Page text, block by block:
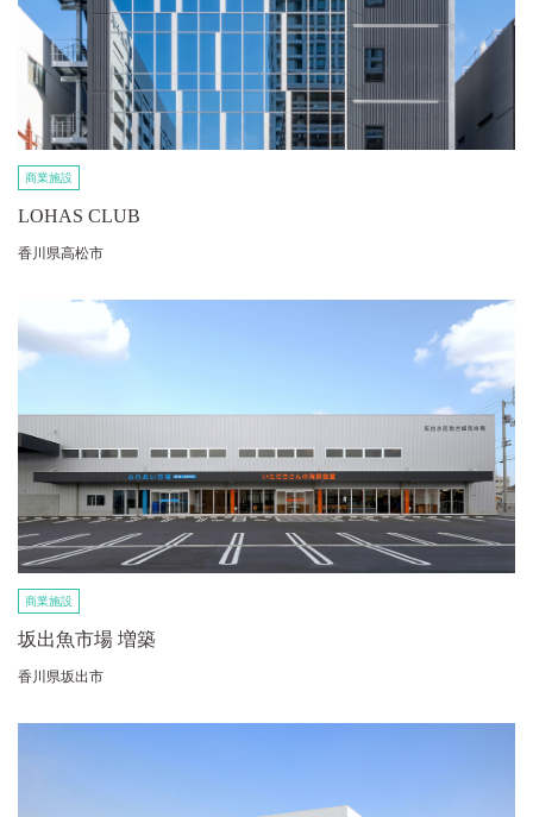
商業施設
LOHAS CLUB
香川県高松市
商業施設
坂出魚市場 増築
香川県坂出市